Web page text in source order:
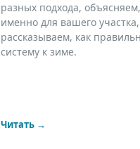
разных подхода,
именно для вашего
рассказываем, как
систему к зиме.
Читать →